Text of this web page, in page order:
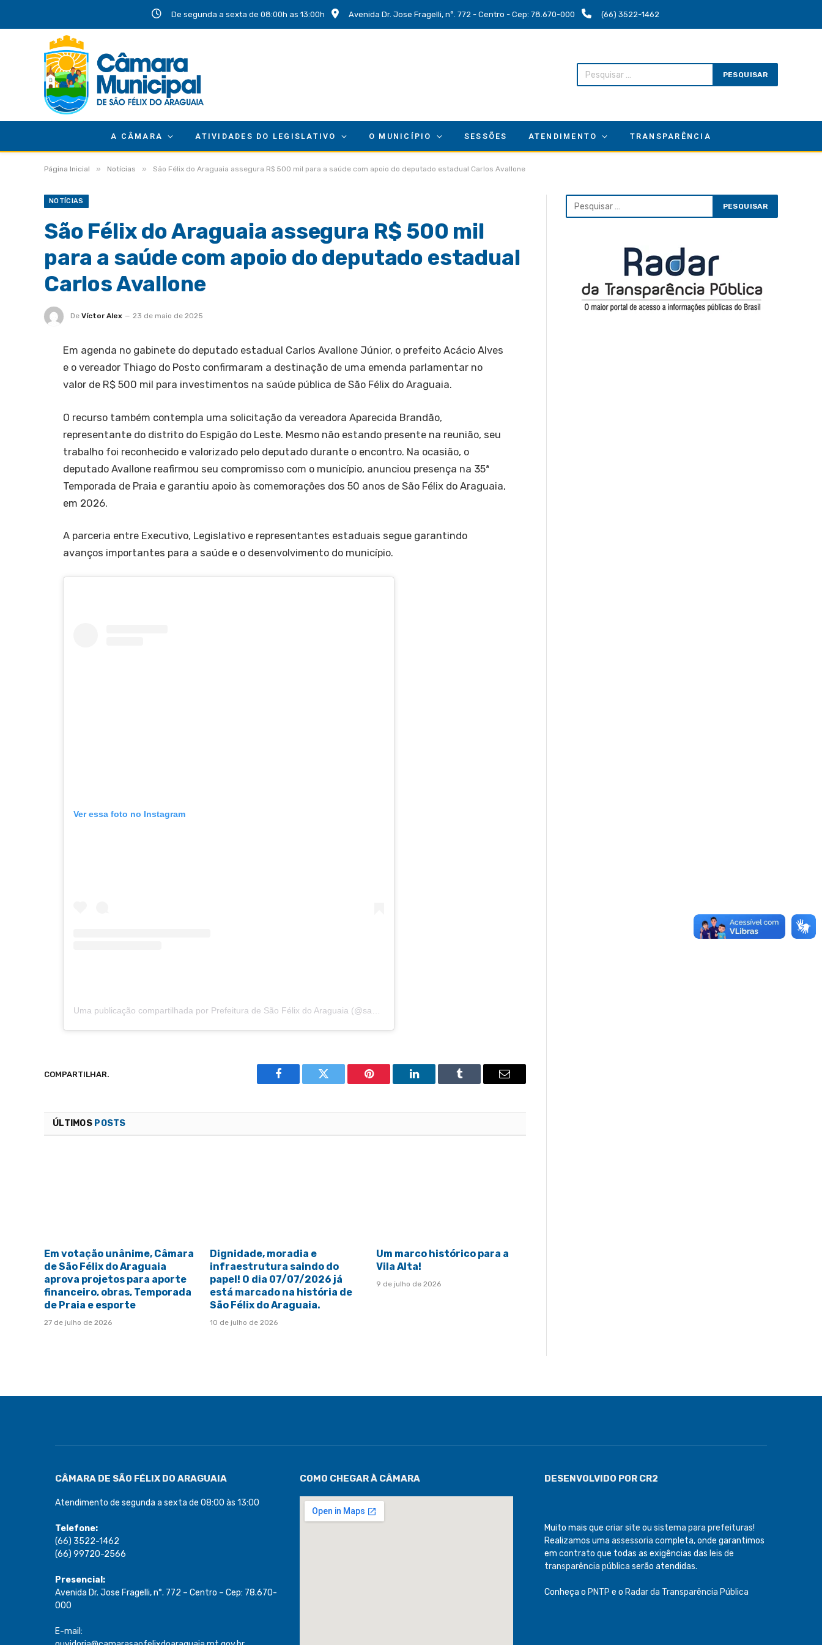
De segunda a sexta de 08:00h as 13:00h Avenida Dr. Jose Fragelli, n°. 772 - Centro - Cep: 78.670-000 (66) 3522-1462
A CÂMARA ATIVIDADES DO LEGISLATIVO O MUNICÍPIO SESSÕES ATENDIMENTO TRANSPARÊNCIA
Página Inicial » Notícias » São Félix do Araguaia assegura R$ 500 mil para a saúde com apoio do deputado estadual Carlos Avallone
NOTÍCIAS
São Félix do Araguaia assegura R$ 500 mil
para a saúde com apoio do deputado estadual
Carlos Avallone
De Víctor Alex 23 de maio de 2025
Em agenda no gabinete do deputado estadual Carlos Avallone Júnior, o prefeito Acácio Alves
e o vereador Thiago do Posto confirmaram a destinação de uma emenda parlamentar no
valor de R$ 500 mil para investimentos na saúde pública de São Félix do Araguaia.
O recurso também contempla uma solicitação da vereadora Aparecida Brandão,
representante do distrito do Espigão do Leste. Mesmo não estando presente na reunião, seu
trabalho foi reconhecido e valorizado pelo deputado durante o encontro. Na ocasião, o
deputado Avallone reafirmou seu compromisso com o município, anunciou presença na 35ª
Temporada de Praia e garantiu apoio às comemorações dos 50 anos de São Félix do Araguaia,
em 2026.
A parceria entre Executivo, Legislativo e representantes estaduais segue garantindo
avanços importantes para a saúde e o desenvolvimento do município.
Ver essa foto no Instagram
Uma publicação compartilhada por Prefeitura de São Félix do Araguaia (@saofelixdoaraguaia)
COMPARTILHAR.
Facebook Twitter Pinterest LinkedIn Tumblr Email
ÚLTIMOS POSTS
Em votação unânime, Câmara
de São Félix do Araguaia
aprova projetos para aporte
financeiro, obras, Temporada
de Praia e esporte
27 de julho de 2026
Dignidade, moradia e
infraestrutura saindo do
papel! O dia 07/07/2026 já
está marcado na história de
São Félix do Araguaia.
10 de julho de 2026
Um marco histórico para a
Vila Alta!
9 de julho de 2026
CÂMARA DE SÃO FÉLIX DO ARAGUAIA
Atendimento de segunda a sexta de 08:00 às 13:00
Telefone:
(66) 3522-1462
(66) 99720-2566
Presencial:
Avenida Dr. Jose Fragelli, n°. 772 – Centro – Cep: 78.670-
000
E-mail:
COMO CHEGAR À CÂMARA DESENVOLVIDO POR CR2
Muito mais que criar site ou sistema para prefeituras!
Realizamos uma assessoria completa, onde garantimos
em contrato que todas as exigências das leis de
transparência pública serão atendidas.
Conheça o PNTP e o Radar da Transparência Pública